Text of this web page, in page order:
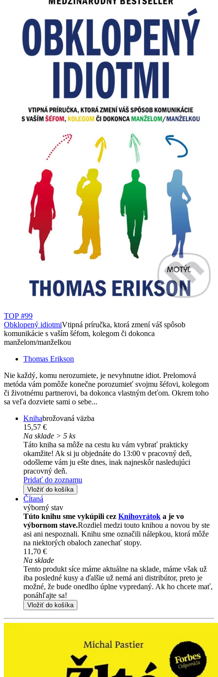
TOP #99
Obklopený idiotmiVtipná príručka, ktorá zmení váš spôsob
komunikácie s vaším šéfom, kolegom či dokonca
manželom/manželkou
Thomas Erikson
Nie každý, komu nerozumiete, je nevyhnutne idiot. Prelomová
metóda vám pomôže konečne porozumieť svojmu šéfovi, kolegom
či životnému partnerovi, ba dokonca vlastným deťom. Okrem toho
sa veľa dozviete sami o sebe...
Knihabrožovaná väzba
15,57 €
Na sklade > 5 ks
Táto kniha sa môže na cestu ku vám vybrať prakticky
okamžite! Ak si ju objednáte do 13:00 v pracovný deň,
odošleme vám ju ešte dnes, inak najneskôr nasledujúci
pracovný deň.
Pridať do zoznamu
Vložiť do košíka
Čítaná
výborný stav
Túto knihu sme vykúpili cez Knihovrátok a je vo
výbornom stave.Rozdiel medzi touto knihou a novou by ste
asi ani nespoznali. Knihu sme označili nálepkou, ktorá môže
na niektorých obaloch zanechať stopy.
11,70 €
Na sklade
Tento produkt síce máme aktuálne na sklade, máme však už
iba posledné kusy a ďalšie už nemá ani distribútor, preto je
možné, že bude onedlho úplne vypredaný. Ak ho chcete mať,
ponáhľajte sa!
Vložiť do košíka